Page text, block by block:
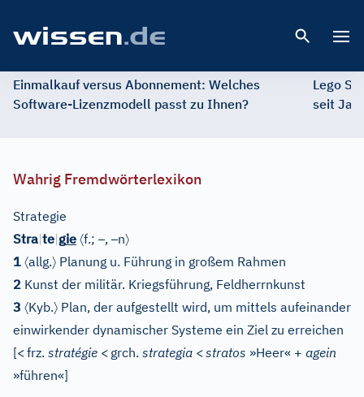
Einmalkauf versus Abonnement: Welches
Software-Lizenzmodell passt zu Ihnen?
Lego
seit
Wahrig Fremdwörterlexikon
Strategie
Stra|te|gie 〈f.;–,–n〉
1 〈allg.〉 Planung u. Führung in großem Rahmen
2 Kunst der militär. Kriegsführung, Feldherrnkunst
3 〈Kyb.〉 Plan, der aufgestellt wird, um mittels aufeinander
einwirkender dynamischer Systeme ein Ziel zu erreichen
[<frz. stratégie < grch. strategia <stratos »Heer« + agein
»führen«]